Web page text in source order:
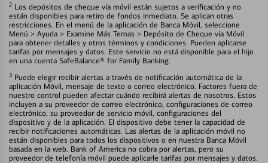
2 Los depósitos de cheque vía móvil están sujetos a verificación y no
están disponibles para retiro de fondos inmediato. Se aplican otras
restricciones. En el menú de la aplicación de Banca Móvil, seleccione
Menú > Ayuda > Examine Más Temas > Depósito de Cheque vía Móvil
para obtener detalles y otros términos y condiciones. Pueden aplicarse
tarifas por mensajes y datos. Este servicio no está disponible para el hijo
en una cuenta SafeBalance® for Family Banking.
3 Puede elegir recibir alertas a través de notificación automática de la
aplicación Móvil, mensaje de texto o correo electrónico. Factores fuera de
nuestro control pueden afectar cuándo recibirá alertas de nosotros. Estos
incluyen a su proveedor de correo electrónico, configuraciones de correo
electrónico, su proveedor de servicio móvil, configuraciones del
dispositivo y de la aplicación. El dispositivo debe tener la capacidad de
recibir notificaciones automáticas. Las alertas de la aplicación móvil no
están disponibles para todos los dispositivos o en nuestra Banca Móvil
basada en la web. Bank of America no cobra por alertas, pero su
proveedor de telefonía móvil puede aplicarle tarifas por mensajes y datos.